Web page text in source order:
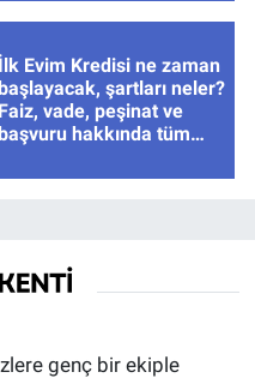
İlk Evim Kredisi ne zaman
başlayacak, şartları neler?
Faiz, vade, peşinat ve
başvuru hakkında tüm
genç bir ekiple